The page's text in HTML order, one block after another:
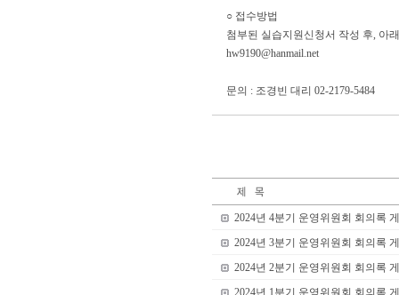
○ 접수방법
첨부된 실습지원신청서 작성 후, 아
hw9190@hanmail.net
문의 : 조경빈 대리 02-2179-5484
2024년 4분기 운영위원회 회의록
2024년 3분기 운영위원회 회의록
2024년 2분기 운영위원회 회의록
2024년 1분기 운영위원회 회의록